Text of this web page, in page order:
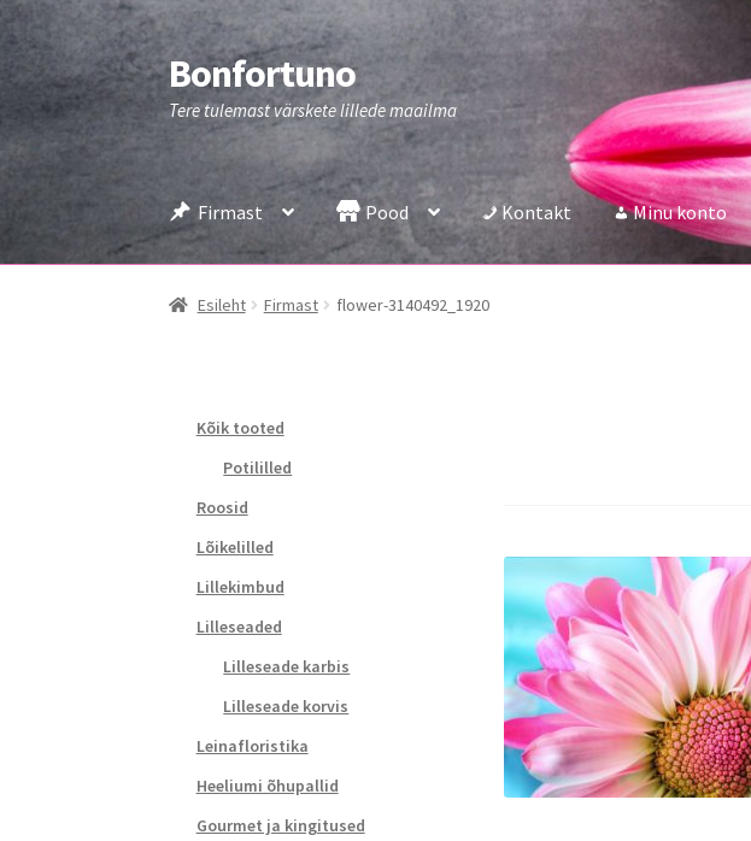
Liigu
navigeerimisele
Liigu
sisu
juurde
Bonfortuno
Tere tulemast värskete lillede maailma
Firmast Pood Kontakt Minu konto
Esileht Firmast flower-3140492_1920
Kõik tooted
Potililled
Roosid
Lõikelilled
Lillekimbud
Lilleseaded
Lilleseade karbis
Lilleseade korvis
Leinafloristika
Heeliumi õhupallid
Gourmet ja kingitused